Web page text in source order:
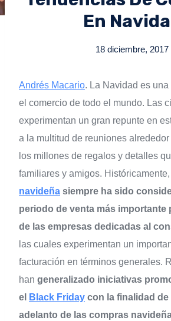
En
18 diciembre, 2017
Andrés Macario. La Navidad es
el comercio de todo el mundo. Las
experimentan un gran repunte en
a la multitud de reuniones
los millones de regalos y detalles
familiares y amigos. Históricamente,
navideña siempre ha sido
periodo de venta más importante
de las empresas dedicadas al
las cuales experimentan un
facturación en términos generales.
han generalizado iniciativas
el
Black Friday con la finalidad de
adelanto de las compras